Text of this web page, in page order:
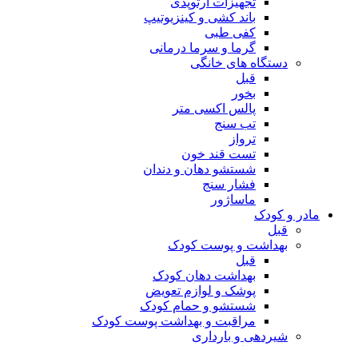
باند کشی و کینزیوتیپ
کفی طبی
گرما و سرما درمانی
دستگاه های خانگی
قبل
بخور
پالس اکسی متر
تب سنج
ترواز
تست قند خون
شستشو دهان و دندان
فشار سنج
ماساژور
مادر و کودک
قبل
بهداشت و پوست کودک
قبل
بهداشت دهان کودک
پوشک و لوازم تعویض
شستشو و حمام کودک
مراقبت و بهداشت پوست کودک
شیردهی و بارداری